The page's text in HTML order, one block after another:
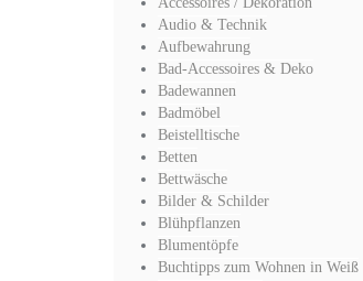
Audio & Technik
Aufbewahrung
Bad-Accessoires & Deko
Badewannen
Badmöbel
Beistelltische
Betten
Bettwäsche
Bilder & Schilder
Blühpflanzen
Blumentöpfe
Buchtipps zum Wohnen in Weiß